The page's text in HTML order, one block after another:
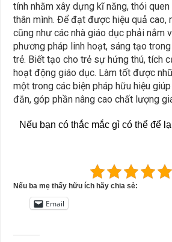
tính nhằm xây dựng kĩ năng, thói
thân mình. Để đạt được hiệu quả cao,
cũng như các nhà giáo dục phải nắm
phương pháp linh hoạt, sáng tạo
trẻ. Biết tạo cho trẻ sự hứng thú, tích
hoạt động giáo dục. Làm tốt được
một trong các biện pháp hữu hiệu
đắn, góp phần nâng cao chất lượng
Nếu bạn có thắc mắc gì có thể để
Nếu ba mẹ thấy hữu ích hãy chia sẻ:
Email